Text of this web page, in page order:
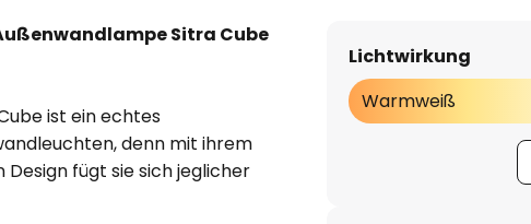
Sitra Cube
ist ein echtes
denn mit ihrem
fügt sie sich jeglicher
Lichtwirkung
Warmweiß